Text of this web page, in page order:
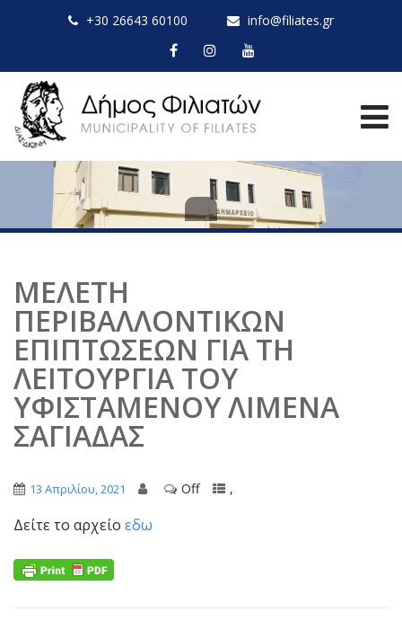
+30 26643 60100 info@filiates.gr
ΜΕΛΕΤΗ
ΠΕΡΙΒΑΛΛΟΝΤΙΚΩΝ
ΕΠΙΠΤΩΣΕΩΝ ΓΙΑ ΤΗ
ΛΕΙΤΟΥΡΓΙΑ ΤΟΥ
ΥΦΙΣΤΑΜΕΝΟΥ ΛΙΜΕΝΑ
ΣΑΓΙΑΔΑΣ
13 Απριλίου, 2021 Off ,
Δείτε το αρχείο εδω